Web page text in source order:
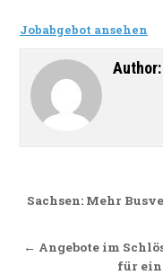
Jobabgebot ansehen
Author:
Sachsen: Mehr
← Angebote im
für